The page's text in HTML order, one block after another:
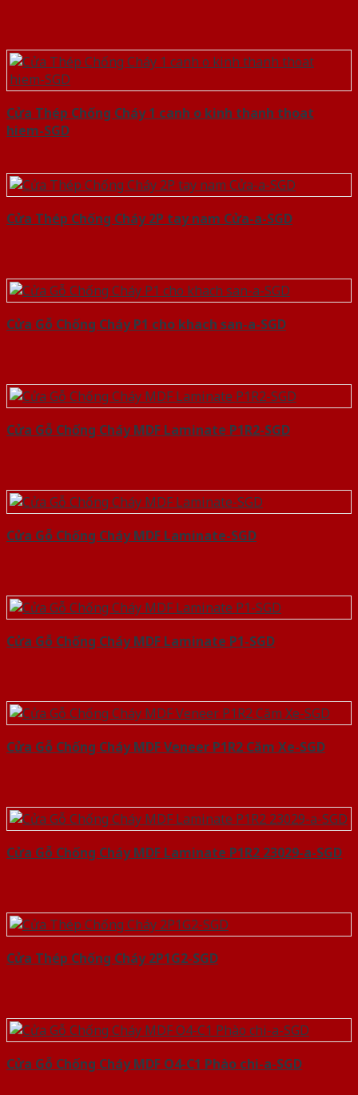
Cửa Thép Chống Cháy 1 canh o kinh thanh thoat
hiem-SGD
Cửa Thép Chống Cháy 2P tay nam Cửa-a-SGD
Cửa Gỗ Chống Cháy P1 cho khach san-a-SGD
Cửa Gỗ Chống Cháy MDF Laminate P1R2-SGD
Cửa Gỗ Chống Cháy MDF Laminate-SGD
Cửa Gỗ Chống Cháy MDF Laminate P1-SGD
Cửa Gỗ Chống Cháy MDF Veneer P1R2 Căm Xe-SGD
Cửa Gỗ Chống Cháy MDF Laminate P1R2 23029-a-SGD
Cửa Thép Chống Cháy 2P1G2-SGD
Cửa Gỗ Chống Cháy MDF O4-C1 Phào chi-a-SGD